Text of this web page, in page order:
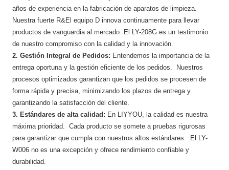
años de experiencia en la fabricación de aparatos de limpieza.
Nuestra fuerte R&El equipo D innova continuamente para llevar
productos de vanguardia al mercado El LY-208G es un testimonio
de nuestro compromiso con la calidad y la innovación.
2. Gestión Integral de Pedidos: Entendemos la importancia de la
entrega oportuna y la gestión eficiente de los pedidos. Nuestros
procesos optimizados garantizan que los pedidos se procesen de
forma rápida y precisa, minimizando los plazos de entrega y
garantizando la satisfacción del cliente.
3. Estándares de alta calidad: En LIYYOU, ​​la calidad es nuestra
máxima prioridad. Cada producto se somete a pruebas rigurosas
para garantizar que cumpla con nuestros altos estándares. El LY-
W006 no es una excepción y ofrece rendimiento confiable y
durabilidad.